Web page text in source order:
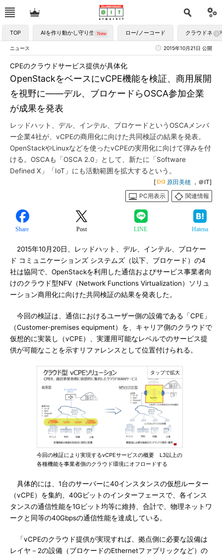
TOP AIを作り動かし守り生かす ロー/ノーコード クラウドネイ
ニュース 2015年10月21日 公開
OpenStackをベースにvCPE機能を検証、商用展開
を視野に――デル、ブロケードらOSCA参加企業
が成果を発表
CPEのクラウドサービス提供が具体化
レッドハット、デル、インテル、ブロケードというOSCAメンバ
ー企業4社が、vCPEの商用化に向けた共同検証の結果を発表。
OpenStackやLinuxなどを使ったvCPEの実用化に向けて弾みを付
ける。OSCAも「OSCA 2.0」として、新たに「Software
Defined X」「IoT」にも活動範囲を拡大するという。
[ 原田美穂 ，＠IT]
PC用表示
関連情報
Share Post LINE Hatena
2015年10月20日、レッドハット、デル、インテル、ブロケー
ド コミュニケーションズ システムズ（以下、ブロケード）の4
社は協同で、OpenStackを利用した通信およびサービス事業者向
けのクラウド型NFV（Network Functions Virtualization）ソリュ
ーション商用化に向けた共同検証の結果を発表した。
今回の検証は、通信におけるユーザー側の設備である「CPE」
（Customer-premises equipment）を、キャリア側のクラウドで
仮想的に実装し（vCPE）、実運用可能なレベルでのサービス提
供が可能なことを示すリファレンスとして位置付けられる。
今回の検証により実現するvCPEサービスの概要 L3以上の
各種機能を事業者側のクラウド環境にオフロードする
具体的には、1台のサーバーに40インスタンスの仮想ルーター
（vCPE）を集約、40Gビットのインターフェースで、各インス
タンスの通信性能を1Gビット均等に維持、合計で、物理ネットワ
ークと同等の40Gbpsの通信性能を達成している。
「vCPEのクラウド提供が実現すれば、拠点側に必要な設備は
レイヤ－2の設備（ブロケードのEthernetファブリックなど）の